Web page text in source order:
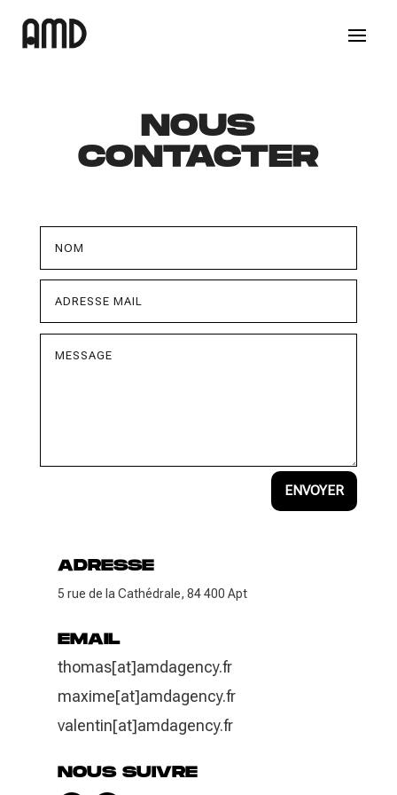
NOUS
CONTACTER
ENVOYER
ADRESSE
5 rue de la Cathédrale, 84 400 Apt
EMAIL
thomas[at]amdagency.fr
maxime[at]amdagency.fr
valentin[at]amdagency.fr
NOUS SUIVRE